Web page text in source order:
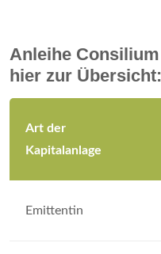
Anleihe
hier zur Übersicht:
Art der
Kapitalanlage
Emittentin